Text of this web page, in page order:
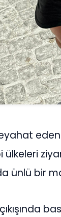
seyahat
ünlü bir